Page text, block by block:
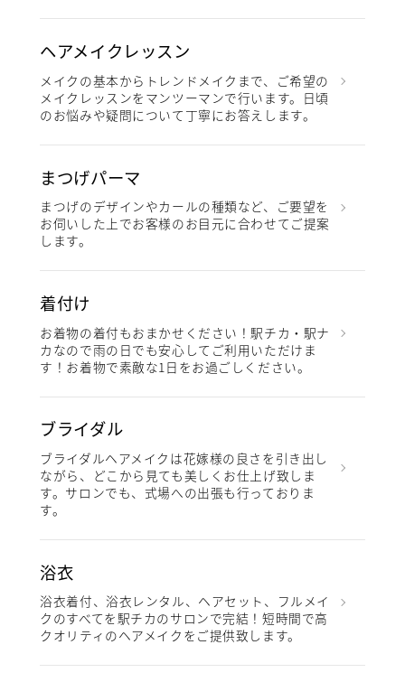
ヘアメイクレッスン
メイクの基本からトレンドメイクまで、ご希望の
メイクレッスンをマンツーマンで行います。日頃
のお悩みや疑問について丁寧にお答えします。
まつげパーマ
まつげのデザインやカールの種類など、ご要望を
お伺いした上でお客様のお目元に合わせてご提案
します。
着付け
お着物の着付もおまかせください！駅チカ・駅ナ
カなので雨の日でも安心してご利用いただけま
す！お着物で素敵な1日をお過ごしください。
ブライダル
ブライダルヘアメイクは花嫁様の良さを引き出し
ながら、どこから見ても美しくお仕上げ致しま
す。サロンでも、式場への出張も行っておりま
す。
浴衣
浴衣着付、浴衣レンタル、ヘアセット、フルメイ
クのすべてを駅チカのサロンで完結！短時間で高
クオリティのヘアメイクをご提供致します。